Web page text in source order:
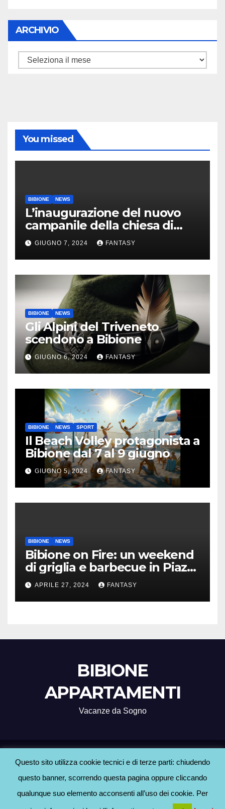
ARCHIVIO
ARCHIVIO
You missed
BIBIONE NEWS
L’inaugurazione del nuovo
campanile della chiesa di
Santa Maria Assunta di
Bibione
GIUGNO 7, 2024 FANTASY
BIBIONE NEWS
Gli Alpini del Triveneto
scendono a Bibione
GIUGNO 6, 2024 FANTASY
BIBIONE NEWS SPORT
Il Beach Volley protagonista a
Bibione dal 7 al 9 giugno
GIUGNO 5, 2024 FANTASY
BIBIONE NEWS
Bibione on Fire: un weekend
di griglia e barbecue in Piazza
Treviso
APRILE 27, 2024 FANTASY
BIBIONE
APPARTAMENTI
Vacanze da Sogno
Proudly powered by WordPress Tema: Newsup di Themeansar .
Home Agenzie Bibione Contatti Hotel a Bibione Informativa Cookie
Questo sito utilizza cookie tecnici e di terze parti: chiudendo
questo banner, scorrendo questa pagina oppure cliccando
qualunque suo elemento acconsenti all’uso dei cookie. Per